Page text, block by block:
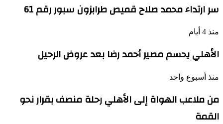
سر ارتداء محمد صلاح قميص طرابزون سبور رقم 61
منذ 4 أيام
الأهلي يحسم مصير أحمد رضا بعد عروض الرحيل
منذ أسبوع واحد
من ملاعب الهواة إلى الأهلي رحلة منصف بقرار نحو
القمة